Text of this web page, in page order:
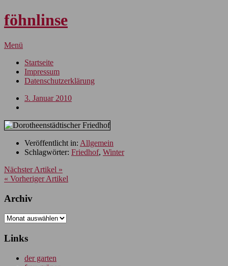
föhnlinse
Menü
Startseite
Impressum
Datenschutzerklärung
3. Januar 2010
Veröffentlicht in: Allgemein
Schlagwörter: Friedhof, Winter
Nächster Artikel »
« Vorheriger Artikel
Archiv
Archiv
Links
der garten